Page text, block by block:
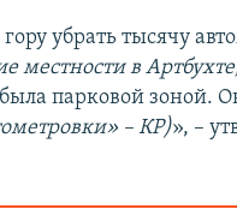
убрать тысячу
местности в
была парковой зоной.
– КР)», –